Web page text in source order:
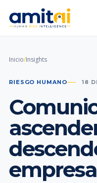
Inicio/Insights
RIESGO HUMANO 18